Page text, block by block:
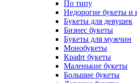
По типу
Недорогие букеты и
Букеты для девушек
Бизнес букеты
Букеты для мужчин
Монобукеты
Крафт букеты
Маленькие букеты
Большие букеты